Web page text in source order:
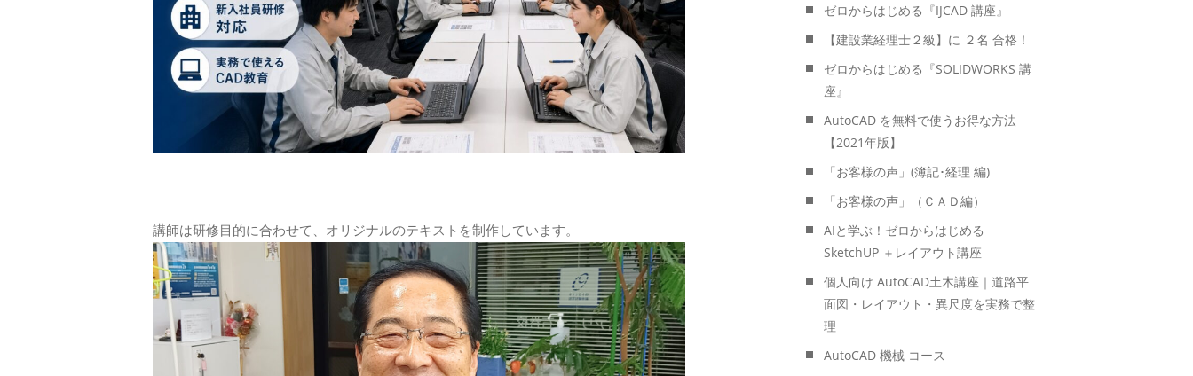
講師は研修目的に合わせて、オリジナルのテキストを制作しています。
ゼロからはじめる『IJCAD 講座』
【建設業経理士２級】に ２名 合格！
ゼロからはじめる『SOLIDWORKS 講
座』
AutoCAD を無料で使うお得な方法
【2021年版】
「お客様の声」(簿記･経理 編)
「お客様の声」（ＣＡＤ編）
AIと学ぶ！ゼロからはじめる
SketchUP ＋レイアウト講座
個人向け AutoCAD土木講座｜道路平
面図・レイアウト・異尺度を実務で整
理
AutoCAD 機械 コース